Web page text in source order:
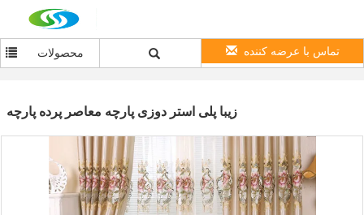
محصولات تماس با عرضه کننده
زیبا پلی استر دوزی پارچه معاصر پرده پارچه